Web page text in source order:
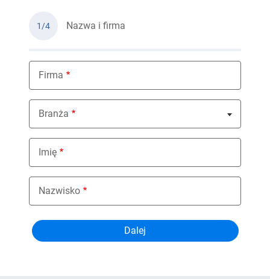
1/4 Nazwa i firma
Firma
Branża
Nothing selected
Imię
Nazwisko